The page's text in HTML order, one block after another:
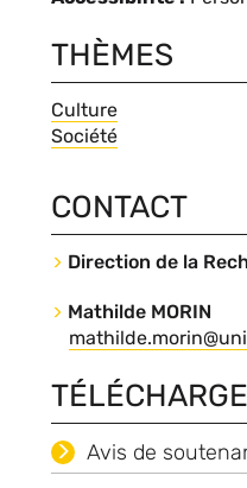
date
THÈMES
Thèmes
Culture
Société
CONTACT
Contact
du
contact
Direction de la
Nom
contact
Mathilde MORIN
Courriel
Fichiers
associés
Avis de